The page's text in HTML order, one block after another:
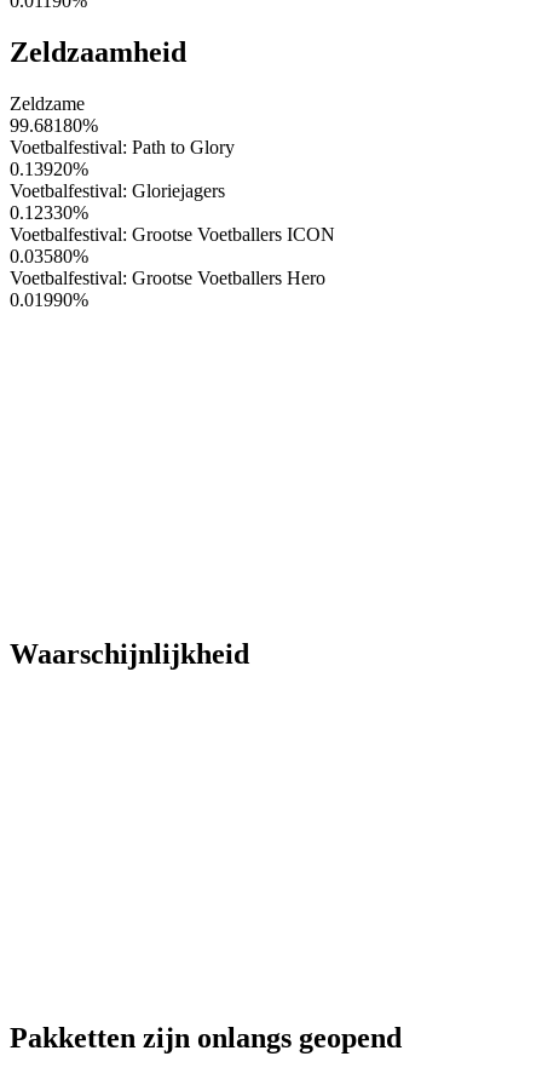
Zeldzaamheid
Zeldzame
99.68180%
Voetbalfestival: Path to Glory
0.13920%
Voetbalfestival: Gloriejagers
0.12330%
Voetbalfestival: Grootse Voetballers ICON
0.03580%
Voetbalfestival: Grootse Voetballers Hero
0.01990%
Waarschijnlijkheid
Pakketten zijn onlangs geopend